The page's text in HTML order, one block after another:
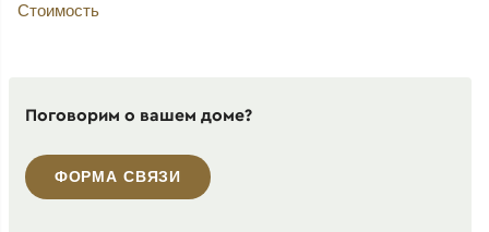
Стоимость
Поговорим о вашем доме?
ФОРМА СВЯЗИ